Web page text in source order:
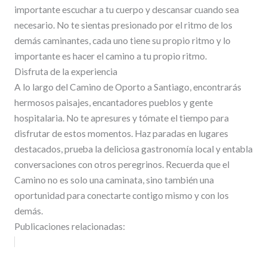
importante escuchar a tu cuerpo y descansar cuando sea
necesario. No te sientas presionado por el ritmo de los
demás caminantes, cada uno tiene su propio ritmo y lo
importante es hacer el camino a tu propio ritmo.
Disfruta de la experiencia
A lo largo del Camino de Oporto a Santiago, encontrarás
hermosos paisajes, encantadores pueblos y gente
hospitalaria. No te apresures y tómate el tiempo para
disfrutar de estos momentos. Haz paradas en lugares
destacados, prueba la deliciosa gastronomía local y entabla
conversaciones con otros peregrinos. Recuerda que el
Camino no es solo una caminata, sino también una
oportunidad para conectarte contigo mismo y con los
demás.
Publicaciones relacionadas: